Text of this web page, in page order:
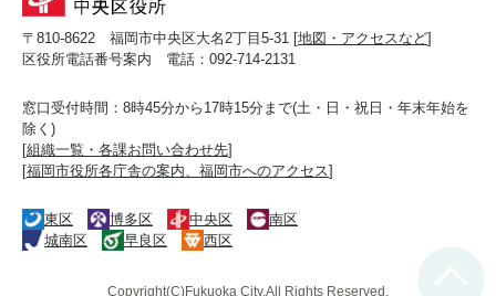
〒810-8622 福岡市中央区大名2丁目5-31 [地図・アクセスなど]
区役所電話番号案内 電話：092-714-2131
窓口受付時間：8時45分から17時15分まで(土・日・祝日・年末年始を
除く)
[組織一覧・各課お問い合わせ先]
[福岡市役所各庁舎の案内、福岡市へのアクセス]
東区 博多区 中央区
南区
城南区
早良区 西区
Copyright(C)Fukuoka City.All Rights Reserved.